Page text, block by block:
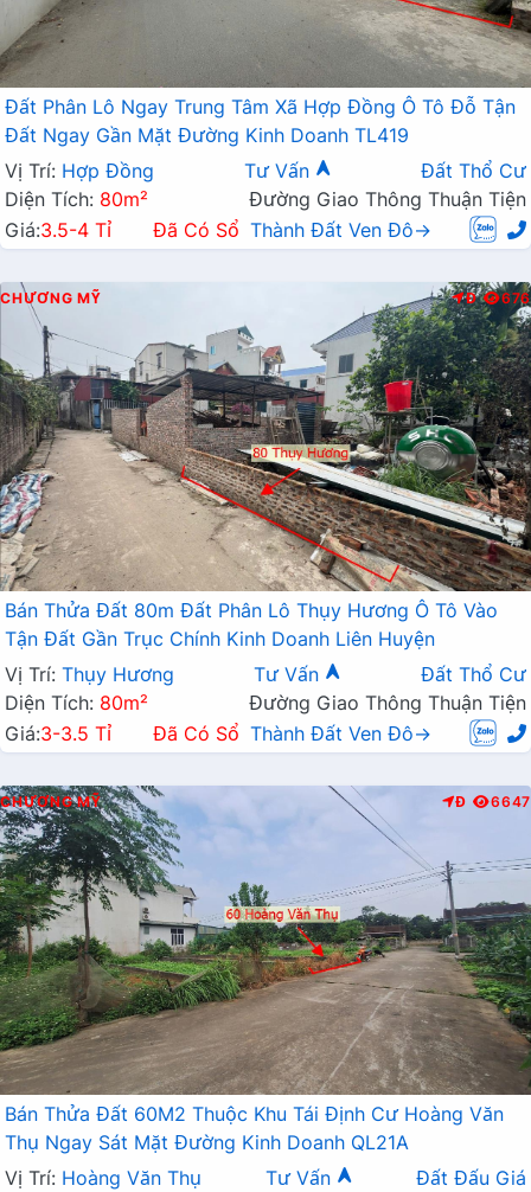
Đất Phân Lô Ngay Trung Tâm Xã Hợp Đồng Ô Tô Đỗ Tận
Đất Ngay Gần Mặt Đường Kinh Doanh TL419
Vị Trí: Hợp Đồng Tư Vấn
Đất Thổ Cư
Diện Tích: 80m²
Đường Giao Thông Thuận Tiện
Giá:3.5-4 Tỉ Đã Có Sổ Thành Đất Ven Đô→
CHƯƠNG MỸ Đ 676
Bán Thửa Đất 80m Đất Phân Lô Thụy Hương Ô Tô Vào
Tận Đất Gần Trục Chính Kinh Doanh Liên Huyện
Vị Trí: Thụy Hương Tư Vấn
Đất Thổ Cư
Diện Tích: 80m²
Đường Giao Thông Thuận Tiện
Giá:3-3.5 Tỉ Đã Có Sổ Thành Đất Ven Đô→
CHƯƠNG MỸ Đ 6647
Bán Thửa Đất 60M2 Thuộc Khu Tái Định Cư Hoàng Văn
Thụ Ngay Sát Mặt Đường Kinh Doanh QL21A
Vị Trí: Hoàng Văn Thụ Tư Vấn
Đất Đấu Giá